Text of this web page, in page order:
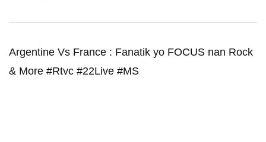
Argentine Vs France : Fanatik yo FOCUS nan Rock
& More #Rtvc #22Live #MS